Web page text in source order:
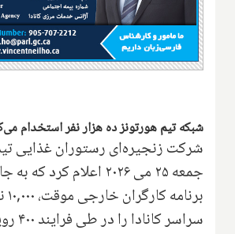
شبکه تیم هورتونز ده هزار نفر استخدام
شرکت زنجیره‌ای رستوران غذایی
جمعه ۲۵ می ۲۰۲۶ اعلام کرد
سراسر